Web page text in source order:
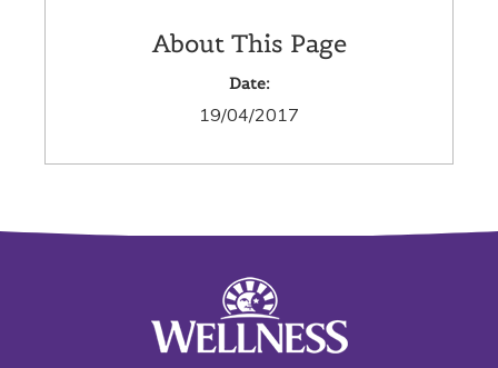
About This Page
Date:
19/04/2017